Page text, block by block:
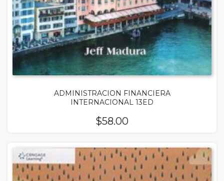
ADMINISTRACION FINANCIERA
INTERNACIONAL 13ED
$58.00